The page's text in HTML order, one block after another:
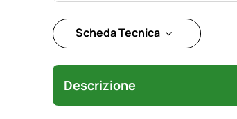
Scheda Tecnica
Descrizione